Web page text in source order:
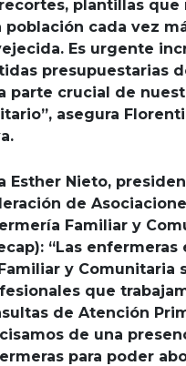
plantillas que
población cada vez
Es urgente
presupuestarias
parte crucial de
asegura
Esther Nieto,
de
Familiar y
“Las
y Comunitaria
que
de Atención
de una
para poder